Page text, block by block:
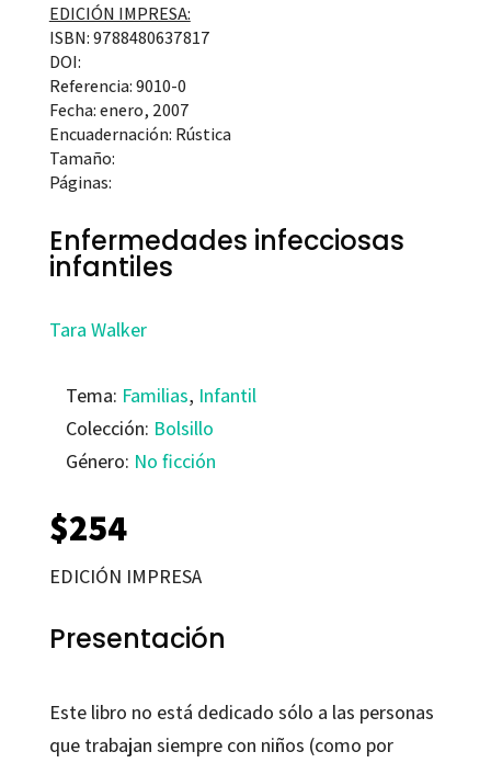
EDICIÓN IMPRESA:
ISBN: 9788480637817
DOI:
Referencia: 9010-0
Fecha: enero, 2007
Encuadernación: Rústica
Tamaño:
Páginas:
Enfermedades infecciosas
infantiles
Tara Walker
Tema: Familias, Infantil
Colección: Bolsillo
Género: No ficción
$254
EDICIÓN IMPRESA
Presentación
Este libro no está dedicado sólo a las personas
que trabajan siempre con niños (como por